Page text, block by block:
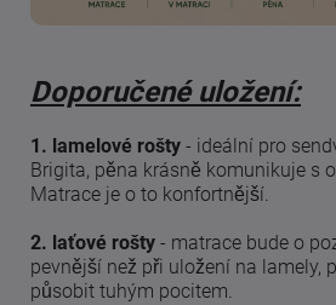
Doporučené uložení:
1. lamelové rošty - ideální pro
Brigita, pěna krásně komunikuje s
Matrace je o to konfortnější.
2. laťové rošty - matrace bude o
pevnější než při uložení na lamely,
působit tuhým pocitem.